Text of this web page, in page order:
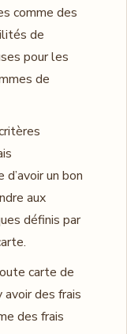
comme des
de
pour les
de
un bon
aux
définis par
carte de
des frais
des frais